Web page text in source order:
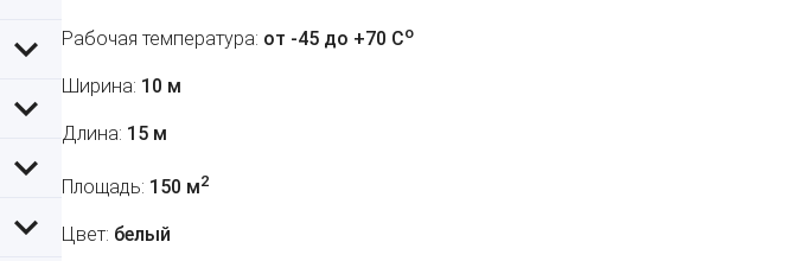
Рабочая температура: от -45 до +70 Co
Ширина: 10 м
Длина: 15 м
Площадь: 150 м2
Цвет: белый